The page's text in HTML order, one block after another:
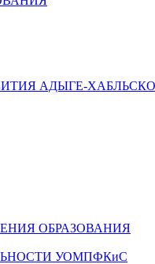
АДЫГЕ-
ОБРАЗОВАНИЯ
УОМПФКиС